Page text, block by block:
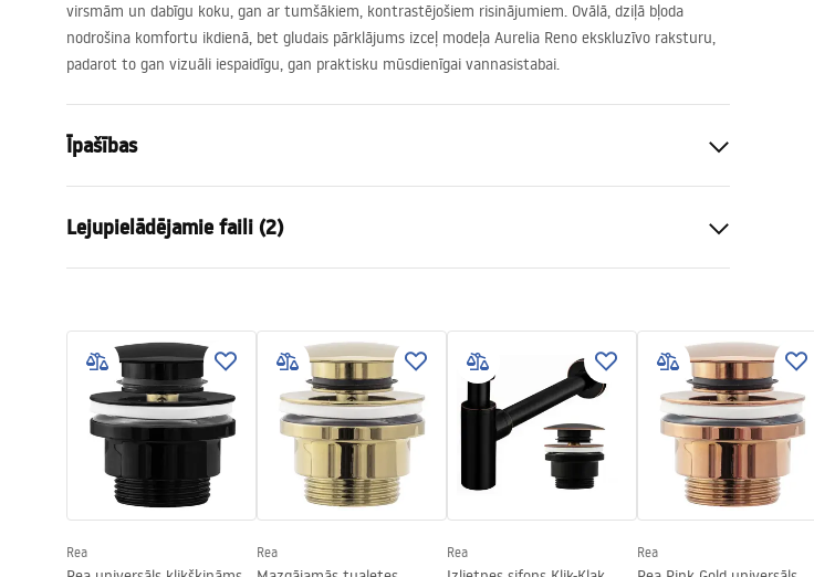
virsmām un dabīgu koku, gan ar tumšākiem, kontrastējošiem risinājumiem. Ovālā, dziļā bļoda
nodrošina komfortu ikdienā, bet gludais pārklājums izceļ modeļa Aurelia Reno ekskluzīvo raksturu,
padarot to gan vizuāli iespaidīgu, gan praktisku mūsdienīgai vannasistabai.
Īpašības
Materiāls
Krāsa
Bēšs, Akmens imitācija
Garums
Platums
mm
Augstums
135
mm
Dziļums
Forma
Ovāls, Asimetrisks
Pieskarieties atverei
Nē
Pārplūdes caurums
Lejupielādējamie faili (2)
Basin.pdf
Warranty_Terms_and_Conditions_
Basins_-_5.pdf
Rea Rea Rea Rea